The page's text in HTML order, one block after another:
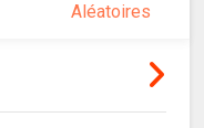
Aléatoires